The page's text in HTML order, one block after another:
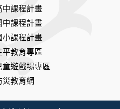
中課程計畫
中課程計畫
小課程計畫
平教育專區
童遊戲場專區
災教育網